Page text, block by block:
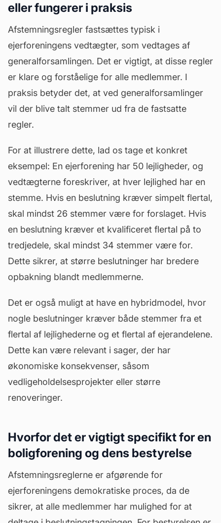
eller fungerer i praksis
Afstemningsregler fastsættes typisk i
ejerforeningens vedtægter, som vedtages af
generalforsamlingen. Det er vigtigt, at disse regler
er klare og forståelige for alle medlemmer. I
praksis betyder det, at ved generalforsamlinger
vil der blive talt stemmer ud fra de fastsatte
regler.
For at illustrere dette, lad os tage et konkret
eksempel: En ejerforening har 50 lejligheder, og
vedtægterne foreskriver, at hver lejlighed har en
stemme. Hvis en beslutning kræver simpelt flertal,
skal mindst 26 stemmer være for forslaget. Hvis
en beslutning kræver et kvalificeret flertal på to
tredjedele, skal mindst 34 stemmer være for.
Dette sikrer, at større beslutninger har bredere
opbakning blandt medlemmerne.
Det er også muligt at have en hybridmodel, hvor
nogle beslutninger kræver både stemmer fra et
flertal af lejlighederne og et flertal af ejerandelene.
Dette kan være relevant i sager, der har
økonomiske konsekvenser, såsom
vedligeholdelsesprojekter eller større
renoveringer.
Hvorfor det er vigtigt specifikt for en
boligforening og dens bestyrelse
Afstemningsreglerne er afgørende for
ejerforeningens demokratiske proces, da de
sikrer, at alle medlemmer har mulighed for at